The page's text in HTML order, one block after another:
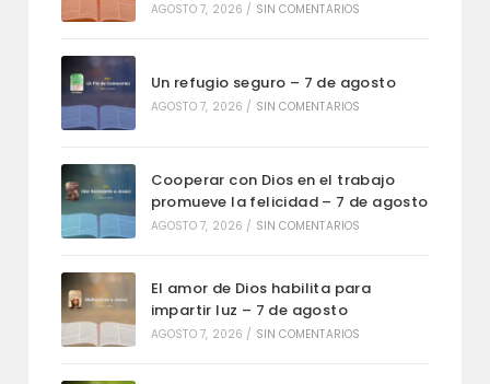
AGOSTO 7, 2026 / SIN COMENTARIOS
Un refugio seguro – 7 de agosto
AGOSTO 7, 2026 / SIN COMENTARIOS
Cooperar con Dios en el trabajo
promueve la felicidad – 7 de agosto
AGOSTO 7, 2026 / SIN COMENTARIOS
El amor de Dios habilita para
impartir luz – 7 de agosto
AGOSTO 7, 2026 / SIN COMENTARIOS